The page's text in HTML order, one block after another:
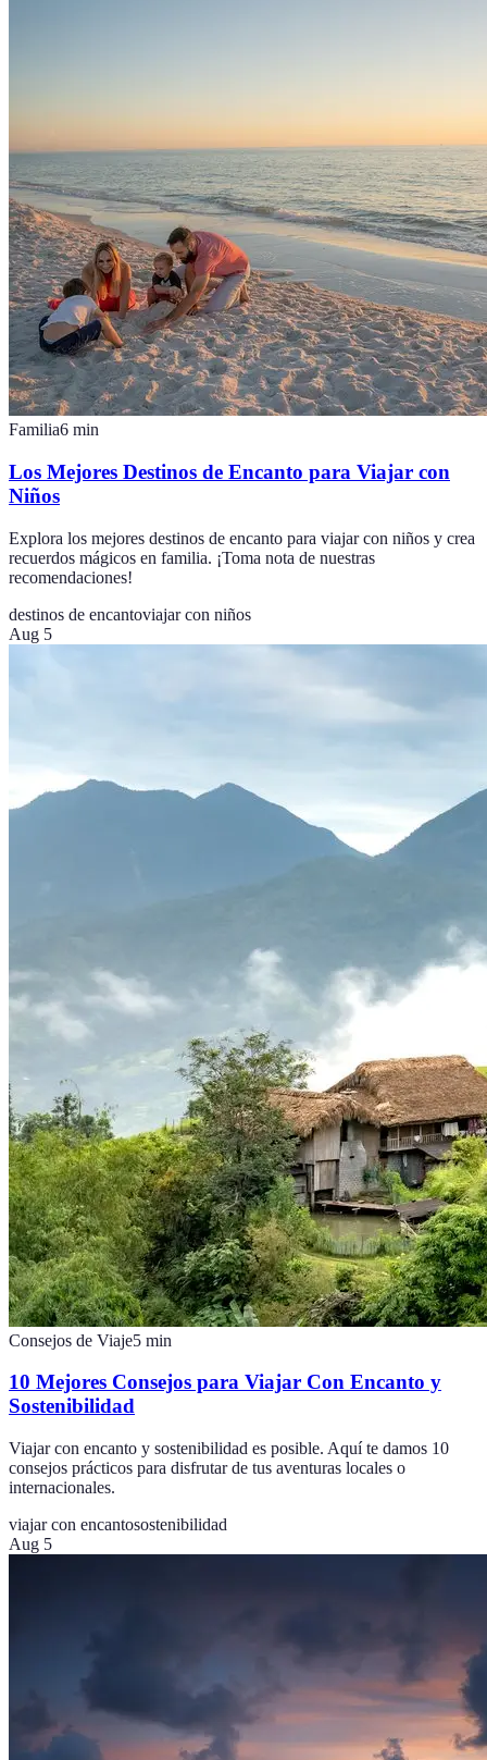
Familia6 min
Los Mejores Destinos de Encanto para Viajar con
Niños
Explora los mejores destinos de encanto para viajar con niños y crea
recuerdos mágicos en familia. ¡Toma nota de nuestras
recomendaciones!
destinos de encantoviajar con niños
Aug 5
Consejos de Viaje5 min
10 Mejores Consejos para Viajar Con Encanto y
Sostenibilidad
Viajar con encanto y sostenibilidad es posible. Aquí te damos 10
consejos prácticos para disfrutar de tus aventuras locales o
internacionales.
viajar con encantosostenibilidad
Aug 5